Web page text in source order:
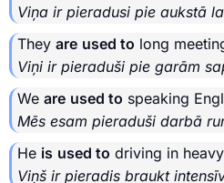
Viņa ir pieradusi pie aukstā
They are used to long
Viņi ir pieraduši pie garām
We are used to speaking
Mēs esam pieraduši darbā
He is used to driving in
Viņš ir pieradis braukt